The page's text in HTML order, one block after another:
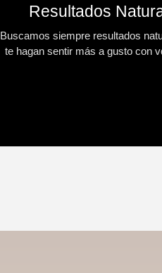
Resultados
Buscamos siempre resultados
te hagan sentir más a gusto con